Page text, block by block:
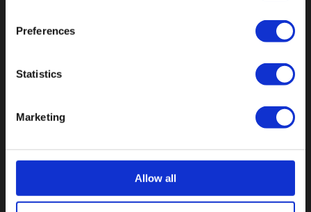
Preferences
Statistics
Marketing
Allow all
Emblemen